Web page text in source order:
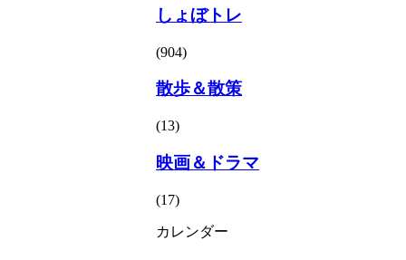
しょぼトレ
(904)
散歩＆散策
(13)
映画＆ドラマ
(17)
カレンダー